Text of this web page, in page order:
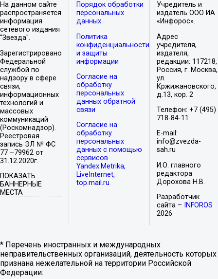
На данном сайте
распространяется
информация
сетевого издания
"Звезда".
Зарегистрировано
Федеральной
службой по
надзору в сфере
связи,
информационных
технологий и
массовых
коммуникаций
(Роскомнадзор).
Реестровая
запись ЭЛ № ФС
77 –79962 от
31.12.2020г.
ПОКАЗАТЬ
БАННЕРНЫЕ
МЕСТА
Порядок обработки
персональных
данных
Политика
конфиденциальности
и защиты
информации
Согласие на
обработку
персональных
данных обратной
связи
Согласие на
обработку
персональных
данных с помощью
сервисов
Yandex.Metrika,
LiveInternet,
top.mail.ru
Учредитель и
издатель ООО ИА
«Инфорос».
Адрес
учредителя,
издателя,
редакции: 117218,
Россия, г. Москва,
ул.
Кржижановского,
д.13, кор. 2
Телефон: +7 (495)
718-84-11
E-mail:
info@zvezda-
sah.ru
И.О. главного
редактора
Дорохова Н.В.
Разработчик
сайта –
INFOROS
2026
* Перечень иностранных и международных
неправительственных организаций, деятельность которых
признана нежелательной на территории Российской
Федерации: